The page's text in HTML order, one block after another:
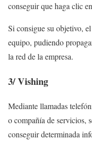
conseguir que haga clic
Si consigue su objetivo,
equipo, pudiendo
la red de la empresa.
3/Vishing
Mediante llamadas
o compañía de servicios,
conseguir determinada